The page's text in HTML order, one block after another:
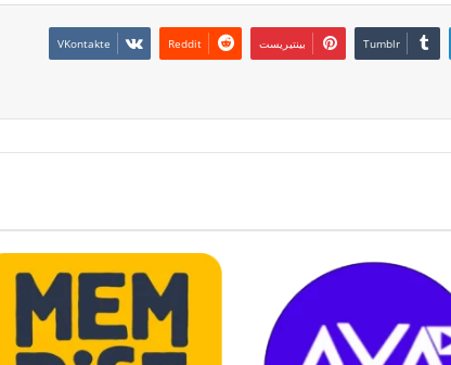
بينتيريست